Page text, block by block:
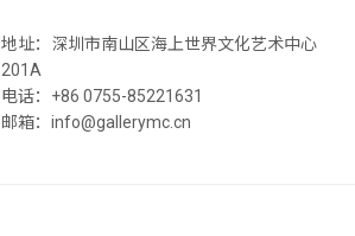
地址：深圳市南山区海上世界文化艺术中心
201A
电话：+86 0755-85221631
邮箱：info@gallerymc.cn